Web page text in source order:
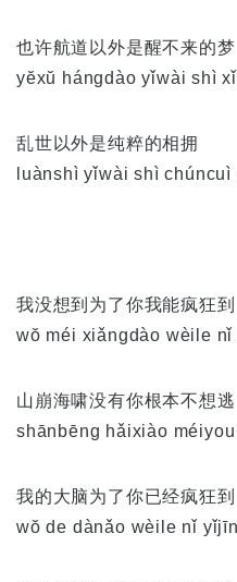
也许航道以外是醒不来的梦
yĕxŭ hángdào yǐwài shì
乱世以外是纯粹的相拥
luànshì yǐwài shì chúncuì
我没想到为了你我能疯狂到
wŏ méi xiǎngdào wèile
山崩海啸没有你根本不想逃
shānbēng hǎixiào
我的大脑为了你已经疯狂到
wŏ de dànǎo wèile nǐ